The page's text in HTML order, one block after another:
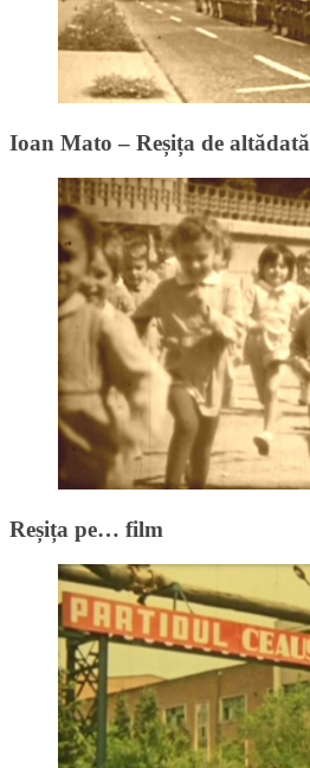
Ioan Mato – Reșița de altădată
Reșița pe… film